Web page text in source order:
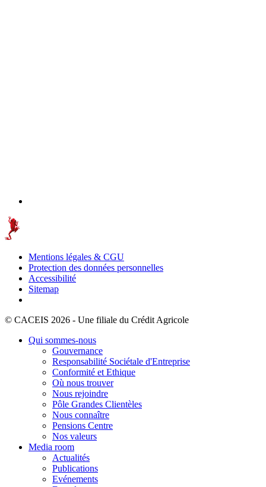
Mentions légales & CGU
Protection des données personnelles
Accessibilité
Sitemap
© CACEIS 2026 - Une filiale du Crédit Agricole
Qui sommes-nous
Gouvernance
Responsabilité Sociétale d'Entreprise
Conformité et Ethique
Où nous trouver
Nous rejoindre
Pôle Grandes Clientèles
Nous connaître
Pensions Centre
Nos valeurs
Media room
Actualités
Publications
Evénements